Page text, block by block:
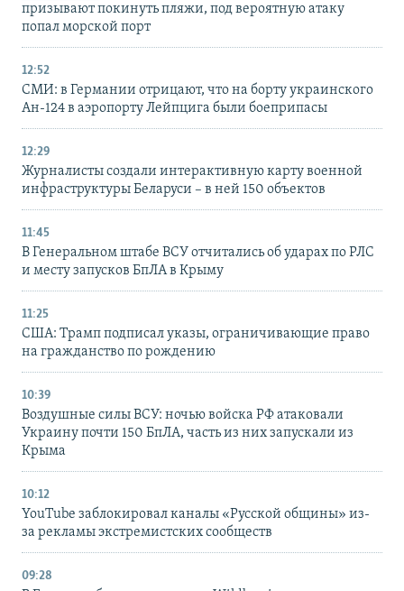
призывают покинуть пляжи, под вероятную атаку
попал морской порт
12:52
СМИ: в Германии отрицают, что на борту украинского
Ан-124 в аэропорту Лейпцига были боеприпасы
12:29
Журналисты создали интерактивную карту военной
инфраструктуры Беларуси – в ней 150 объектов
11:45
В Генеральном штабе ВСУ отчитались об ударах по РЛС
и месту запусков БпЛА в Крыму
11:25
США: Трамп подписал указы, ограничивающие право
на гражданство по рождению
10:39
Воздушные силы ВСУ: ночью войска РФ атаковали
Украину почти 150 БпЛА, часть из них запускали из
Крыма
10:12
YouTube заблокировал каналы «Русской общины» из-
за рекламы экстремистских сообществ
09:28